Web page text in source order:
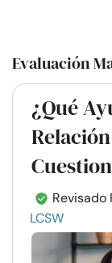
Evaluación
¿Qué
Revisado
LCSW